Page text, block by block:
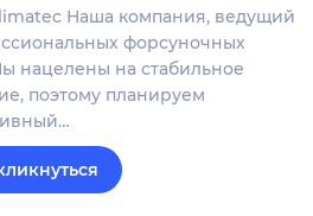
Наша компания, ведущий
форсуночных
нацелены на стабильное
поэтому планируем